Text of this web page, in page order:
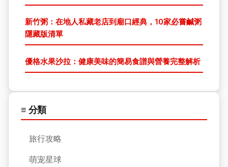
新竹粥：在地人私藏老店到廟口經典，10家必嘗鹹粥
隱藏版清單
優格水果沙拉：健康美味的簡易食譜與營養完整解析
≡ 分類
旅行攻略
萌宠星球